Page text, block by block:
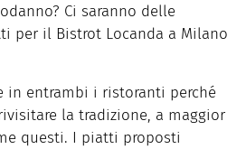
Ci saranno delle
per il Bistrot Locanda a Milano
in entrambi i ristoranti perché
la tradizione, a maggior
questi. I piatti proposti